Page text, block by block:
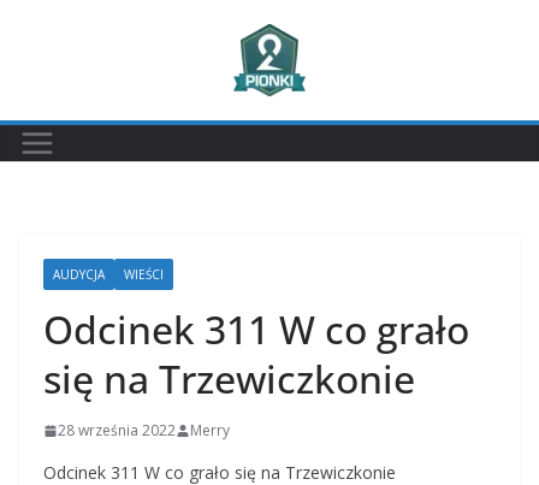
AUDYCJA WIEŚCI
Odcinek 311 W co grało
się na Trzewiczkonie
28 września 2022 Merry
Odcinek 311 W co grało się na Trzewiczkonie